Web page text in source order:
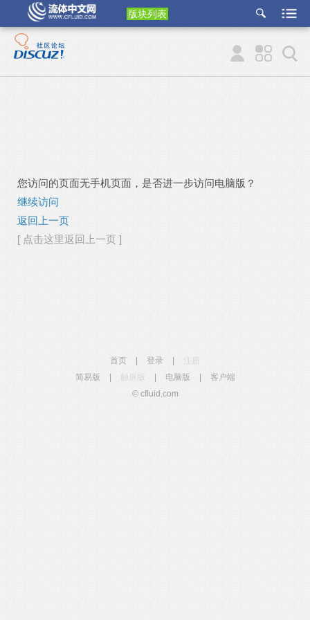
版块列表
etu
p
您访问的页面无手机页面，是否进一步访问电脑版？
继续访问
返回上一页
[ 点击这里返回上一页 ]
首页 登录
简易版
触屏版 电脑版
客户端
© cfluid.com